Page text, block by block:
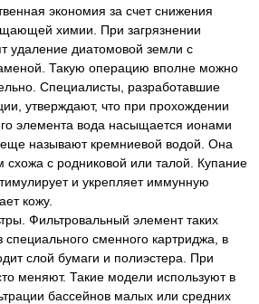
экономия за счет снижения
химии. При загрязнении
удаление диатомовой земли с
Такую операцию вполне можно
Специалисты, разработавшие
утверждают, что при прохождении
элемента вода насыщается ионами
называют кремниевой водой. Она
схожа с родниковой или талой. Купание
и укрепляет иммунную
кожу.
Фильтровальный элемент таких
специального сменного картриджа, в
слой бумаги и полиэстера. При
меняют. Такие модели используют в
бассейнов малых или средних